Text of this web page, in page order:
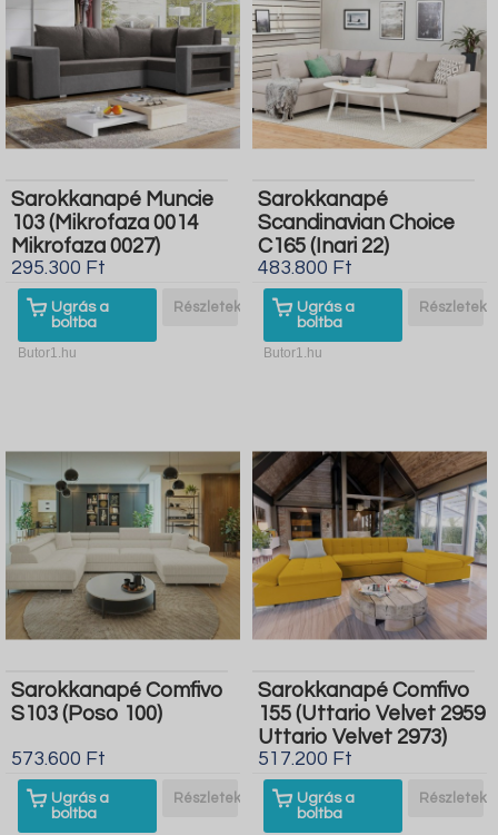
Sarokkanapé Muncie
103 (Mikrofaza 0014
Mikrofaza 0027)
295.300 Ft
Ugrás a
boltba
Részletek
Butor1.hu
Sarokkanapé
Scandinavian Choice
C165 (Inari 22)
483.800 Ft
Ugrás a
boltba
Részletek
Butor1.hu
Sarokkanapé Comfivo
S103 (Poso 100)
573.600 Ft
Ugrás a
boltba
Részletek
Sarokkanapé Comfivo
155 (Uttario Velvet 2959
Uttario Velvet 2973)
517.200 Ft
Ugrás a
boltba
Részletek